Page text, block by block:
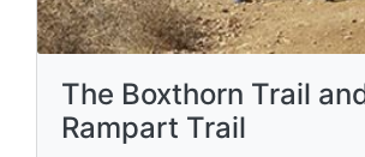
The Boxthorn Trail
Rampart Trail